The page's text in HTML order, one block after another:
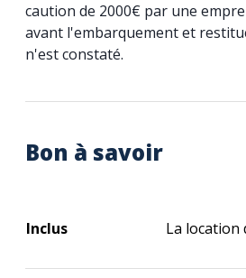
caution de 2000€ par une
avant l'embarquement et
n'est constaté.
Bon à savoir
Inclus La location